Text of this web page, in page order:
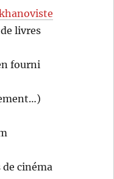
livres
fourni
cinéma